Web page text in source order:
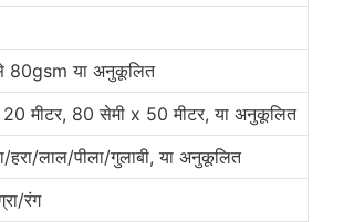
80gsm या अनुकूलित
मीटर, 80 सेमी x 50 मीटर, या अनुकूलित
लाल/पीला/गुलाबी, या अनुकूलित
रंग